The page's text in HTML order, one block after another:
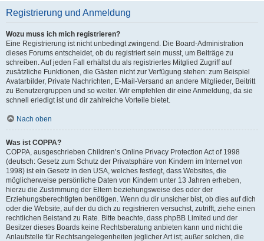
Registrierung und Anmeldung
Wozu muss ich mich registrieren?
Eine Registrierung ist nicht unbedingt zwingend. Die Board-Administration
dieses Forums entscheidet, ob du registriert sein musst, um Beiträge zu
schreiben. Auf jeden Fall erhältst du als registriertes Mitglied Zugriff auf
zusätzliche Funktionen, die Gästen nicht zur Verfügung stehen: zum Beispiel
Avatarbilder, Private Nachrichten, E-Mail-Versand an andere Mitglieder, Beitritt
zu Benutzergruppen und so weiter. Wir empfehlen dir eine Anmeldung, da sie
schnell erledigt ist und dir zahlreiche Vorteile bietet.
Nach oben
Was ist COPPA?
COPPA, ausgeschrieben Children’s Online Privacy Protection Act of 1998
(deutsch: Gesetz zum Schutz der Privatsphäre von Kindern im Internet von
1998) ist ein Gesetz in den USA, welches festlegt, dass Websites, die
möglicherweise persönliche Daten von Kindern unter 13 Jahren erheben,
hierzu die Zustimmung der Eltern beziehungsweise des oder der
Erziehungsberechtigten benötigen. Wenn du dir unsicher bist, ob dies auf dich
oder die Website, auf der du dich zu registrieren versuchst, zutrifft, ziehe einen
rechtlichen Beistand zu Rate. Bitte beachte, dass phpBB Limited und der
Besitzer dieses Boards keine Rechtsberatung anbieten kann und nicht die
Anlaufstelle für Rechtsangelegenheiten jeglicher Art ist; außer solchen, die